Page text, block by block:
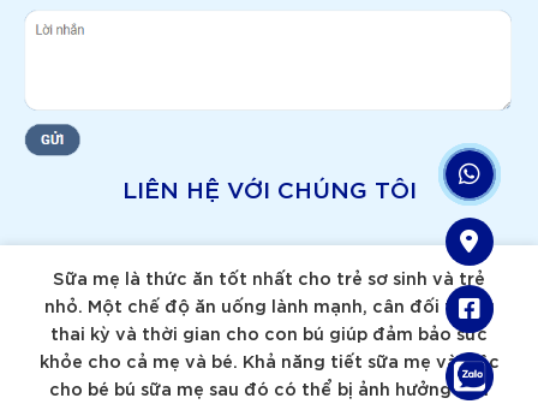
LIÊN HỆ VỚI CHÚNG TÔI
Sữa mẹ là thức ăn tốt nhất cho trẻ sơ sinh và trẻ
nhỏ. Một chế độ ăn uống lành mạnh, cân đối trong
thai kỳ và thời gian cho con bú giúp đảm bảo sức
khỏe cho cả mẹ và bé. Khả năng tiết sữa mẹ và việc
cho bé bú sữa mẹ sau đó có thể bị ảnh hưởng nếu